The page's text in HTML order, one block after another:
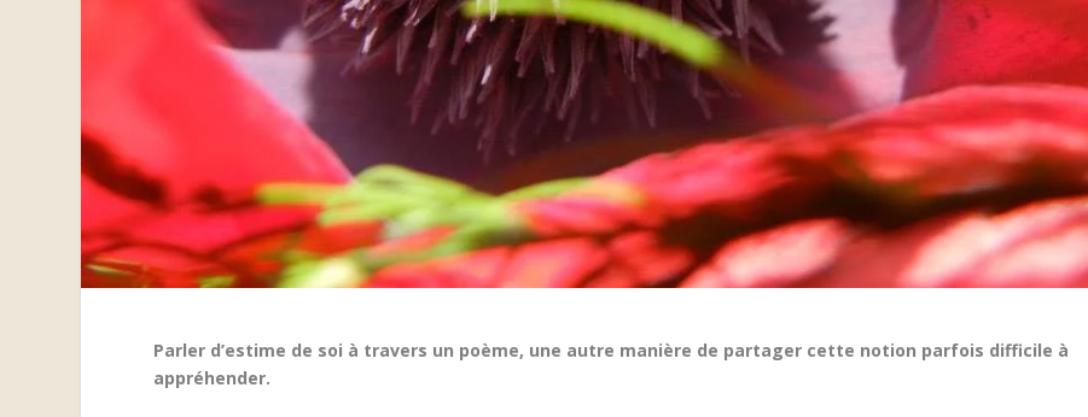
Parler d’estime de soi à travers un poème, une autre manière de partager cette notion parfois difficile à
appréhender.